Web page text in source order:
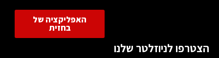
האפליקציה של
בחזית
הצטרפו לניוזלטר שלנו